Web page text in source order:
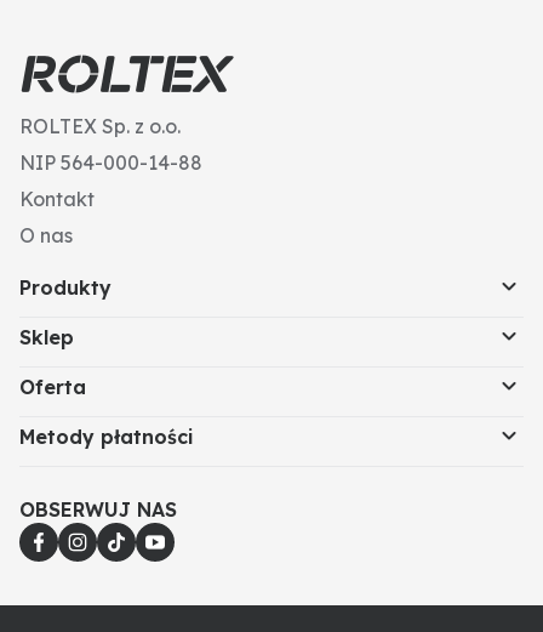
ROLTEX Sp. z o.o.
NIP 564-000-14-88
Kontakt
O nas
Produkty
Sklep
Oferta
Metody płatności
OBSERWUJ NAS